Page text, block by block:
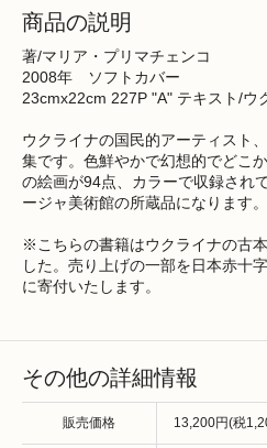
商品の説明
著/マリア・プリマチェンコ
2008年 ソフトカバー
23cmx22cm 227P "A" テキスト/ウ
ウクライナの国民的アーティスト
集です。色鮮やかで幻想的でどこ
の絵画が94点、カラーで収録され
ージャ美術館の所蔵品になります。
※こちらの書籍はウクライナの古
した。売り上げの一部を日本赤十
に寄付いたします。
その他の詳細情報
販売価格 13,200円(税